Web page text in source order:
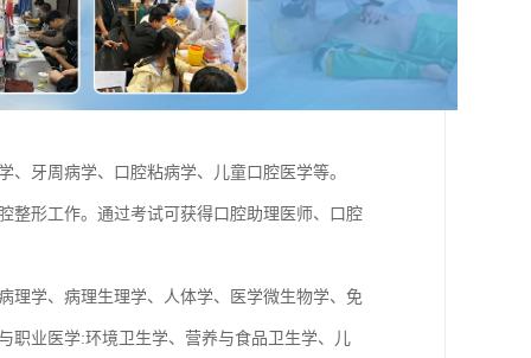
牙周病学、口腔粘病学、儿童口腔医学等。
整形工作。通过考试可获得口腔助理医师、口腔
理学、病理生理学、人体学、医学微生物学、免
职业医学:环境卫生学、营养与食品卫生学、儿